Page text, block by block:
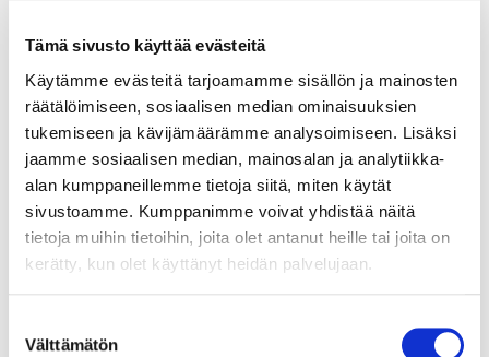
Tämä sivusto käyttää evästeitä
Käytämme evästeitä tarjoamamme sisällön ja mainosten
räätälöimiseen, sosiaalisen median ominaisuuksien
tukemiseen ja kävijämäärämme analysoimiseen. Lisäksi
jaamme sosiaalisen median, mainosalan ja analytiikka-
alan kumppaneillemme tietoja siitä, miten käytät
sivustoamme. Kumppanimme voivat yhdistää näitä
tietoja muihin tietoihin, joita olet antanut heille tai joita on
kerätty, kun olet käyttänyt heidän palvelujaan.
valinta
Välttämätön
UUTISET
Kaupan tilanne Helsingin
ytimessä yhä haastava
Helsingin ydinkeskustan vähittäiskaupan
kadonnut yli sata liikettä. Lue alta